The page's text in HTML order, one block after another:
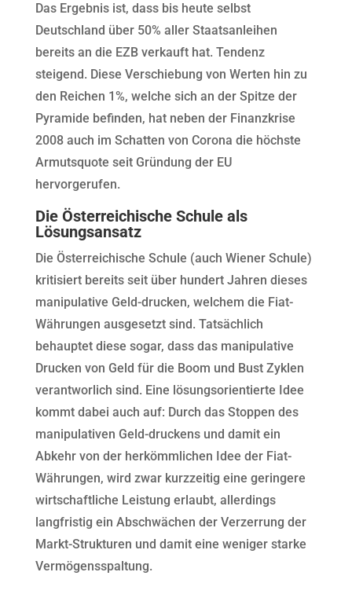
Das Ergebnis ist, dass bis heute selbst
Deutschland über 50% aller Staatsanleihen
bereits an die EZB verkauft hat. Tendenz
steigend. Diese Verschiebung von Werten hin zu
den Reichen 1%, welche sich an der Spitze der
Pyramide befinden, hat neben der Finanzkrise
2008 auch im Schatten von Corona die höchste
Armutsquote seit Gründung der EU
hervorgerufen.
Die Österreichische Schule als
Lösungsansatz
Die Österreichische Schule (auch Wiener Schule)
kritisiert bereits seit über hundert Jahren dieses
manipulative Geld-drucken, welchem die Fiat-
Währungen ausgesetzt sind. Tatsächlich
behauptet diese sogar, dass das manipulative
Drucken von Geld für die Boom und Bust Zyklen
verantworlich sind. Eine lösungsorientierte Idee
kommt dabei auch auf: Durch das Stoppen des
manipulativen Geld-druckens und damit ein
Abkehr von der herkömmlichen Idee der Fiat-
Währungen, wird zwar kurzzeitig eine geringere
wirtschaftliche Leistung erlaubt, allerdings
langfristig ein Abschwächen der Verzerrung der
Markt-Strukturen und damit eine weniger starke
Vermögensspaltung.